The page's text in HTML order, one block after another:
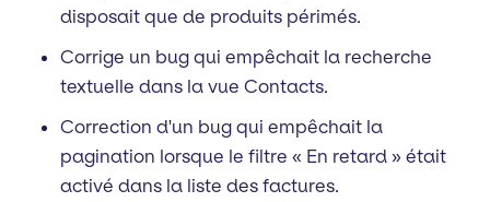
disposait que de produits périmés.
Corrige un bug qui empêchait la recherche
textuelle dans la vue Contacts.
Correction d'un bug qui empêchait la
pagination lorsque le filtre « En retard » était
activé dans la liste des factures.